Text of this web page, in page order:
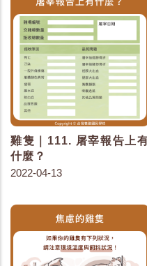
雞隻｜111. 屠宰報告上
什麼？
2022-04-13